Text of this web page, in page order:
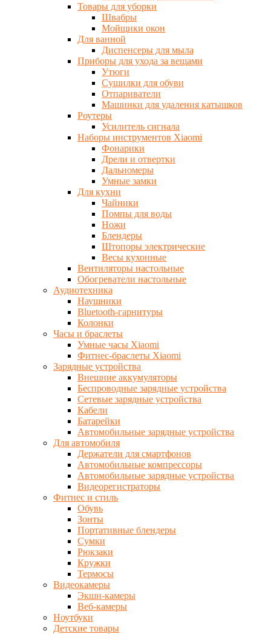
Товары для уборки
Швабры
Мойщики окон
Для ванной
Диспенсеры для мыла
Приборы для ухода за вещами
Утюги
Сушилки для обуви
Отпариватели
Машинки для удаления катышков
Роутеры
Усилитель сигнала
Наборы инструментов Xiaomi
Фонарики
Дрели и отвертки
Дальномеры
Умные замки
Для кухни
Чайники
Помпы для воды
Ножи
Блендеры
Штопоры электрические
Весы кухонные
Вентиляторы настольные
Обогреватели настольные
Аудиотехника
Наушники
Bluetooth-гарнитуры
Колонки
Часы и браслеты
Умные часы Xiaomi
Фитнес-браслеты Xiaomi
Зарядные устройства
Внешние аккумуляторы
Беспроводные зарядные устройства
Сетевые зарядные устройства
Кабели
Батарейки
Автомобильные зарядные устройства
Для автомобиля
Держатели для смартфонов
Автомобильные компрессоры
Автомобильные зарядные устройства
Видеорегистраторы
Фитнес и стиль
Обувь
Зонты
Портативные блендеры
Сумки
Рюкзаки
Кружки
Термосы
Видеокамеры
Экшн-камеры
Веб-камеры
Ноутбуки
Детские товары